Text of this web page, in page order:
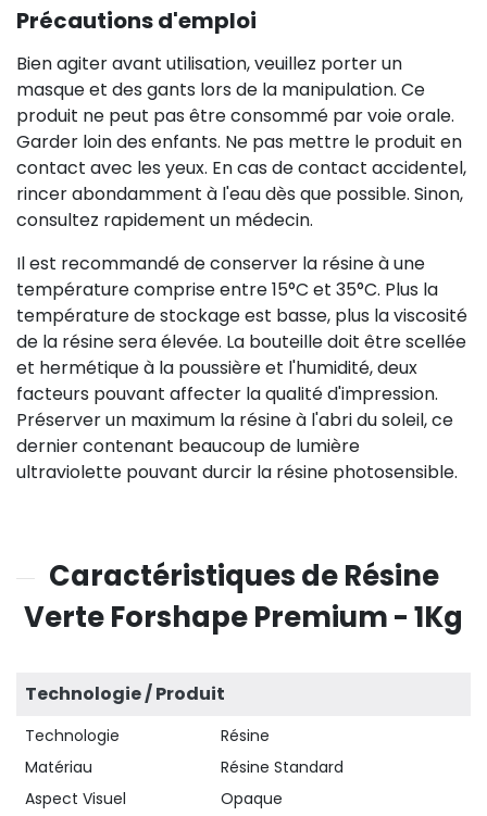
Précautions d'emploi
Bien agiter avant utilisation, veuillez porter un
masque et des gants lors de la manipulation. Ce
produit ne peut pas être consommé par voie orale.
Garder loin des enfants. Ne pas mettre le produit en
contact avec les yeux. En cas de contact accidentel,
rincer abondamment à l'eau dès que possible. Sinon,
consultez rapidement un médecin.
Il est recommandé de conserver la résine à une
température comprise entre 15°C et 35°C. Plus la
température de stockage est basse, plus la viscosité
de la résine sera élevée. La bouteille doit être scellée
et hermétique à la poussière et l'humidité, deux
facteurs pouvant affecter la qualité d'impression.
Préserver un maximum la résine à l'abri du soleil, ce
dernier contenant beaucoup de lumière
ultraviolette pouvant durcir la résine photosensible.
Caractéristiques de Résine
Verte Forshape Premium - 1Kg
Technologie / Produit
Technologie
Résine
Matériau
Résine Standard
Aspect Visuel
Opaque